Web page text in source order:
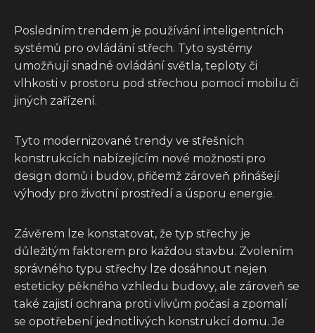
Posledním trendem je používání inteligentních
systémů pro ovládání střech. Tyto systémy
umožňují snadné ovládání světla, teploty či
vlhkosti v prostoru pod střechou pomocí mobilu či
jiných zařízení.
Tyto modernizované trendy ve střešních
konstrukcích nabízejícím nové možnosti pro
design domů i budov, přičemž zároveň přinášejí
výhody pro životní prostředí a úsporu energie.
Závěrem lze konstatovat, že typ střechy je
důležitým faktorem pro každou stavbu. Zvolením
správného typu střechy lze dosáhnout nejen
esteticky pěkného vzhledu budovy, ale zároveň se
také zajistí ochrana proti vlivům počasí a zpomalí
se opotřebení jednotlivých konstrukcí domu. Je